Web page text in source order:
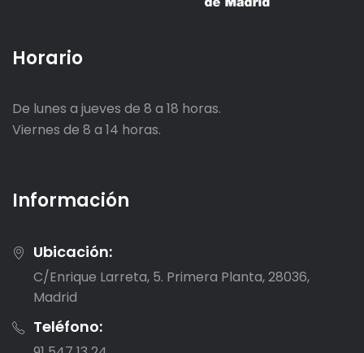
Horario
De lunes a jueves de 8 a 18 horas.
Viernes de 8 a 14 horas.
Información
Ubicación:
C/Enrique Larreta, 5. Primera Planta, 28036,
Madrid
Teléfono: